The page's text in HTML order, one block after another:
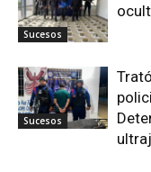
Sucesos
Sucesos